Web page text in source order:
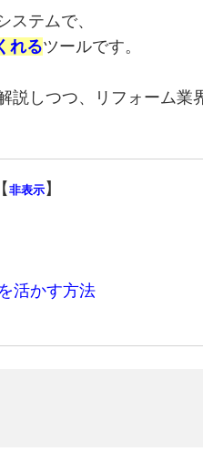
テムで、
れるツールです。
説しつつ、リフォーム業
非表示】
活かす方法